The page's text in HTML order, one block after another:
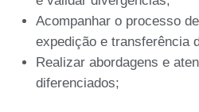
Acompanhar o processo
expedição e transferência
Realizar abordagens e
diferenciados;